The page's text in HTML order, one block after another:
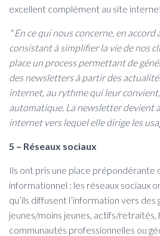
excellent complément au site
* En ce qui nous concerne, en
consistant à simplifier la vie de nos
place un process permettant de
des newsletters à partir des
internet, au rythme qui leur
automatique. La newsletter devient
internet vers lequel elle dirige les
5 – Réseaux sociaux
Ils ont pris une place prépondérante
informationnel : les réseaux sociaux
qu’ils diffusent l’information vers des
jeunes/moins jeunes, actifs/
communautés professionnelles ou